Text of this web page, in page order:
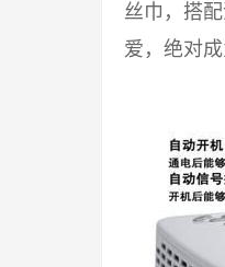
丝巾，搭
爱，绝对